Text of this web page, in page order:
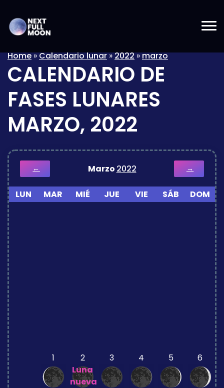
Home»Calendario lunar»2022»marzo
CALENDARIO DE
FASES LUNARES
MARZO, 2022
← Marzo 2022 →
LUN MAR MIÉ JUE VIE SÁB DOM
1
2
Luna
nueva
3 4 5 6